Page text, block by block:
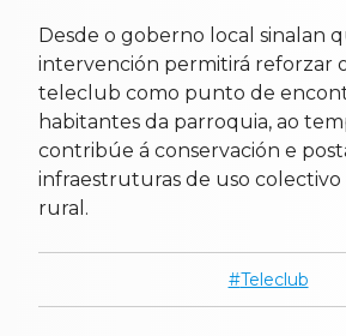
Desde o goberno local sinalan
intervención permitirá reforzar
teleclub como punto de
habitantes da parroquia, ao
contribúe á conservación e
infraestruturas de uso colectivo
rural.
Teleclub